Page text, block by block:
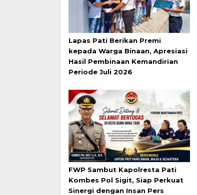
Lapas Pati Berikan Premi
kepada Warga Binaan, Apresiasi
Hasil Pembinaan Kemandirian
Periode Juli 2026
FWP Sambut Kapolresta Pati
Kombes Pol Sigit, Siap Perkuat
Sinergi dengan Insan Pers